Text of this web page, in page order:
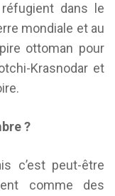
dans le
mondiale et au
ottoman pour
Krasnodar et
?
c’est peut-être
comme des